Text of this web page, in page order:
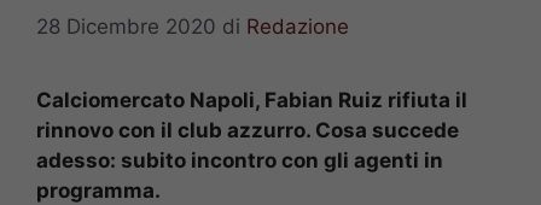
28 Dicembre 2020 di Redazione
Calciomercato Napoli, Fabian Ruiz rifiuta il
rinnovo con il club azzurro. Cosa succede
adesso: subito incontro con gli agenti in
programma.